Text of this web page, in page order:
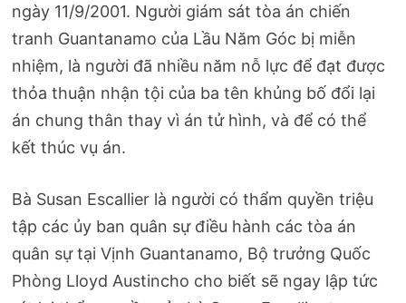
ngày 11/9/2001. Người giám sát tòa án chiến
tranh Guantanamo của Lầu Năm Góc bị miễn
nhiệm, là người đã nhiều năm nỗ lực để đạt được
thỏa thuận nhận tội của ba tên khủng bố đổi lại
án chung thân thay vì án tử hình, và để có thể
kết thúc vụ án.
Bà Susan Escallier là người có thẩm quyền triệu
tập các ủy ban quân sự điều hành các tòa án
quân sự tại Vịnh Guantanamo, Bộ trưởng Quốc
Phòng Lloyd Austincho cho biết sẽ ngay lập tức